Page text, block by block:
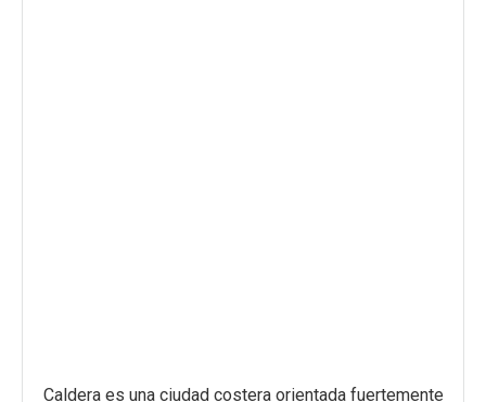
Caldera es una ciudad costera orientada fuertemente